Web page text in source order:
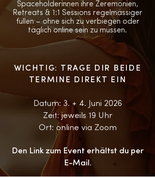
Spaceholderinnen ihre Zeremonien,
Retreats & 1:1 Sessions regelmässiger
füllen – ohne sich zu verbiegen oder
täglich online sein zu müssen.
WICHTIG: TRAGE DIR BEIDE
TERMINE DIREKT EIN
Datum: 3. + 4. Juni 2026
Zeit: jeweils 19 Uhr
Ort: online via Zoom
Den Link zum Event erhältst du per
E-Mail.